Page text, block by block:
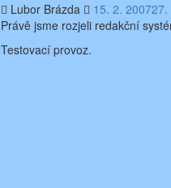
Lubor Brázda 15. 2. 200727.
Právě jsme rozjeli redakční
Testovací provoz.